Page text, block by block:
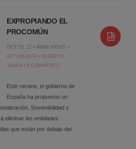
EXPROPIANDO EL
PROCOMÚN
OCT 13, 12 • 46988 VIEWS •
ACTUALIDAD • ALBERTO
JAURA • 5 COMMENTS
Este verano, el gobierno de
España ha propuesto un
Sostenibilidad y
eliminar las entidades
que están por debajo del